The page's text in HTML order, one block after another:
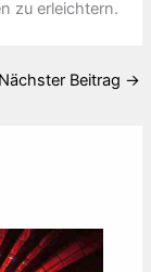
zu erleichtern.
Nächster Beitrag →